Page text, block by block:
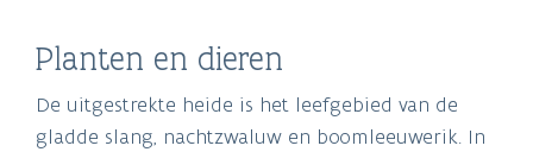
Planten en dieren
De uitgestrekte heide is het leefgebied van de
gladde slang, nachtzwaluw en boomleeuwerik. In